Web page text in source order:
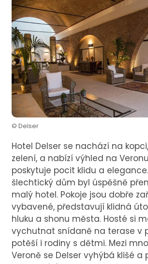
© Delser
Hotel Delser se nachází na
zelení, a nabízí výhled na
poskytuje pocit klidu a
šlechtický dům byl úspěšně
malý hotel. Pokoje jsou dobře
vybavené, představují klidná
hluku a shonu města. Hosté si
vychutnat snídaně na terase v
potěší i rodiny s dětmi. Mezi
Veroně se Delser vyhýbá klišé a